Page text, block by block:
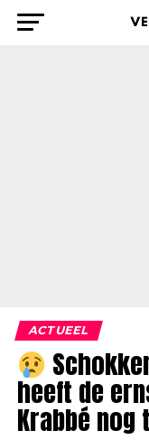
ACTUEEL
heeft de
Krabbé nog